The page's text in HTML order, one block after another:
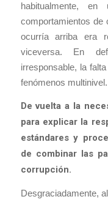
habitualmente,
comportamientos de
ocurría arriba era
viceversa. En
irresponsable, la
fenómenos multinivel.
De vuelta a la
para explicar la
estándares y
de combinar las
corrupción.
Desgraciadamente,